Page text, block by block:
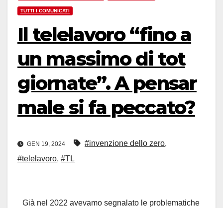
TUTTI I COMUNICATI
Il telelavoro “fino a
un massimo di tot
giornate”. A pensar
male si fa peccato?
GEN 19, 2024 #invenzione dello zero,
#telelavoro, #TL
Già nel 2022 avevamo segnalato le problematiche